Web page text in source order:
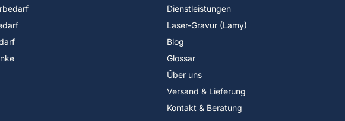
Dienstleistungen
Laser-Gravur (Lamy)
Blog
Glossar
Über uns
Versand & Lieferung
Kontakt & Beratung